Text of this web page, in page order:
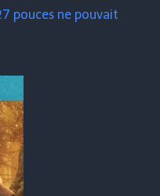
pouces ne pouvait